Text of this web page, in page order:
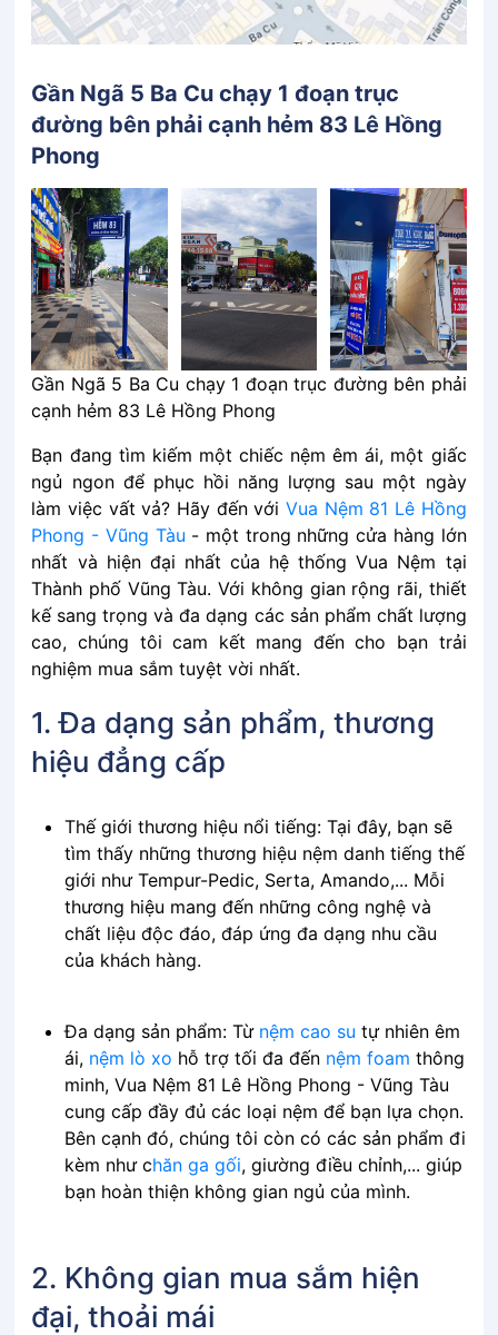
Gần Ngã 5 Ba Cu chạy 1 đoạn trục
đường bên phải cạnh hẻm 83 Lê Hồng
Phong
Gần Ngã 5 Ba Cu chạy 1 đoạn trục đường bên phải
cạnh hẻm 83 Lê Hồng Phong
Bạn đang tìm kiếm một chiếc nệm êm ái, một giấc
ngủ ngon để phục hồi năng lượng sau một ngày
làm việc vất vả? Hãy đến với Vua Nệm 81 Lê Hồng
Phong - Vũng Tàu - một trong những cửa hàng lớn
nhất và hiện đại nhất của hệ thống Vua Nệm tại
Thành phố Vũng Tàu. Với không gian rộng rãi, thiết
kế sang trọng và đa dạng các sản phẩm chất lượng
cao, chúng tôi cam kết mang đến cho bạn trải
nghiệm mua sắm tuyệt vời nhất.
1. Đa dạng sản phẩm, thương
hiệu đẳng cấp
Thế giới thương hiệu nổi tiếng: Tại đây, bạn sẽ
tìm thấy những thương hiệu nệm danh tiếng thế
giới như Tempur-Pedic, Serta, Amando,... Mỗi
thương hiệu mang đến những công nghệ và
chất liệu độc đáo, đáp ứng đa dạng nhu cầu
của khách hàng.
Đa dạng sản phẩm: Từ nệm cao su tự nhiên êm
ái, nệm lò xo hỗ trợ tối đa đến nệm foam thông
minh, Vua Nệm 81 Lê Hồng Phong - Vũng Tàu
cung cấp đầy đủ các loại nệm để bạn lựa chọn.
Bên cạnh đó, chúng tôi còn có các sản phẩm đi
kèm như chăn ga gối, giường điều chỉnh,... giúp
bạn hoàn thiện không gian ngủ của mình.
2. Không gian mua sắm hiện
đại, thoải mái